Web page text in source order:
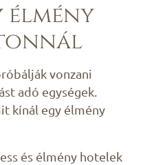
vonzani
adó egységek.
kínál egy élmény
és élmény hotelek